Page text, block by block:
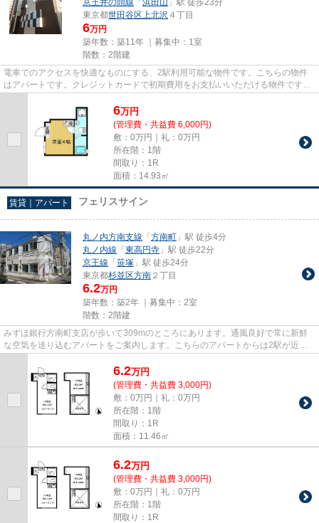
京王井の頭線 「 浜田山 」駅 徒歩23分
東京都世田谷区上北沢 ４丁目
6万円
築年数：築11年 ｜募集中： 1室
階数：2階建
電車でのアクセスを快適なものにする、2駅利用可能な物件です。こちらの物件
はアパートです。クレジットカードで初期費用をお支払いいただける物件です。
6万円
(管理費・共益費 6,000円)
敷：0万円｜礼：0万円
所在階：1階
間取り：1R
面積：14.93㎡
賃貸｜アパート フェリスサイン
丸ノ内方南支線 「 方南町 」駅 徒歩4分
丸ノ内線 「 東高円寺 」駅 徒歩22分
京王線 「 笹塚 」駅 徒歩24分
東京都杉並区方南 ２丁目
6.2万円
築年数：築2年 ｜募集中： 2室
階数：2階建
みずほ銀行方南町支店が歩いて309mのところにあります。通風良好で常に新鮮
な空気を送り込むアパートをご案内します。こちらのアパートからは2駅が近く
6.2万円
(管理費・共益費 3,000円)
敷：0万円｜礼：0万円
所在階：1階
間取り：1R
面積：11.46㎡
6.2万円
(管理費・共益費 3,000円)
敷：0万円｜礼：0万円
所在階：1階
間取り：1R